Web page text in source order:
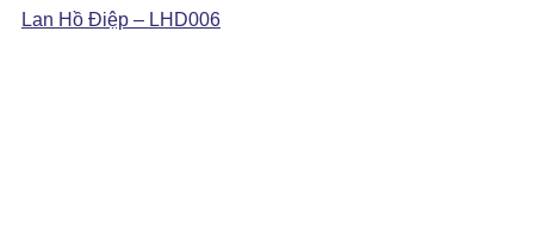
Lan Hồ Điệp – LHD006